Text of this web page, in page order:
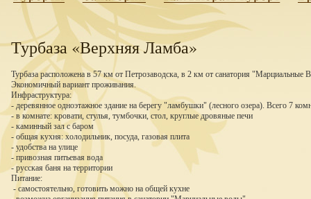
Турбаза «Верхняя Ламба»
Турбаза расположена в 57 км от Петрозаводска, в 2 км от санатория "Марциальные
Экономичный вариант проживания.
Инфраструктура:
- деревянное одноэтажное здание на берегу "ламбушки" (лесного озера). Всего 7
- в комнате: кровати, стулья, тумбочки, стол, круглые дровяные печи
- каминный зал с баром
- общая кухня: холодильник, посуда, газовая плита
- удобства на улице
- привозная питьевая вода
- русская баня на территории
Питание:
- самостоятельно, готовить можно на общей кухне